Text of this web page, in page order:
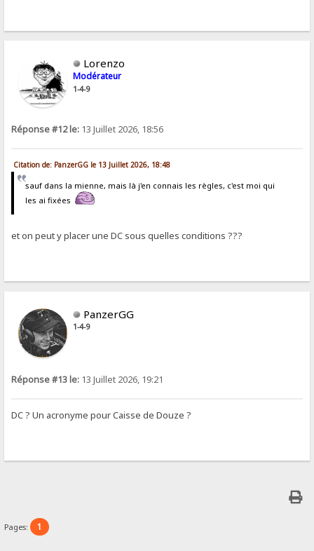
Lorenzo
Modérateur
1-4-9
Réponse #12 le: 13 Juillet 2026, 18:56
Citation de: PanzerGG le 13 Juillet 2026, 18:48
sauf dans la mienne, mais là j'en connais les règles, c'est moi qui
les ai fixées
et on peut y placer une DC sous quelles conditions ???
PanzerGG
1-4-9
Réponse #13 le: 13 Juillet 2026, 19:21
DC ? Un acronyme pour Caisse de Douze ?
Pages: 1